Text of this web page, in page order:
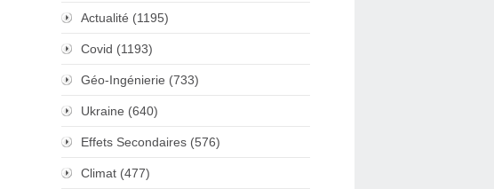
Actualité (1195)
Covid (1193)
Géo-Ingénierie (733)
Ukraine (640)
Effets Secondaires (576)
Climat (477)